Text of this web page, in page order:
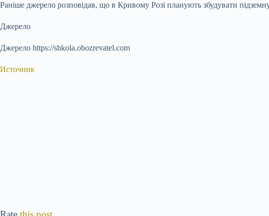
Раніше джерело розповідав, що в Кривому Розі планують збудувати
Джерело
Джерело https://shkola.obozrevatel.com
Источник